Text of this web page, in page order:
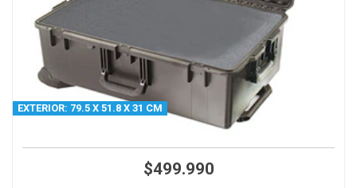
EXTERIOR: 79.5 X 51.8 X 31 CM
$499.990